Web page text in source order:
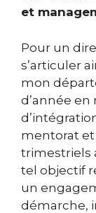
et
Pour un
s’articuler
mon
d’année
mentorat et
trimestriels
tel objectif
un
démarche,